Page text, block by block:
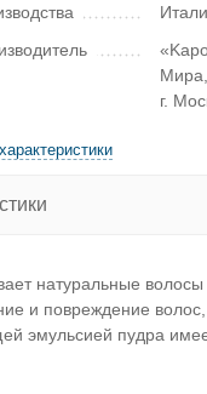
Мира,
г.
натуральные
и повреждение
эмульсией пудра